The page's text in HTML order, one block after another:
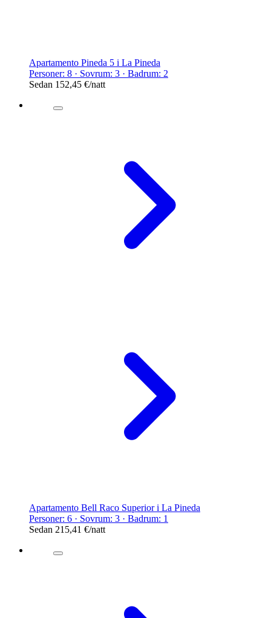
Apartamento Pineda 5 i La Pineda
Personer: 8 · Sovrum: 3 · Badrum: 2
Sedan 152,45 €/natt
Apartamento Bell Raco Superior i La Pineda
Personer: 6 · Sovrum: 3 · Badrum: 1
Sedan 215,41 €/natt